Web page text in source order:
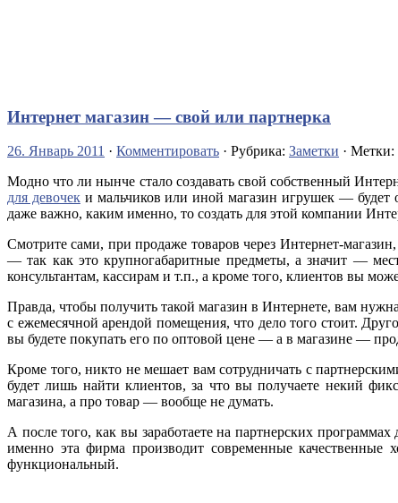
Интернет магазин — свой или партнерка
26. Январь 2011 · Комментировать · Рубрика: Заметки · Метки:
Модно что ли нынче стало создавать свой собственный
для девочеки мальчиков или иной магазин игрушек — будет
даже важно, каким именно, то создать для этой компании
Смотрите сами, при продаже товаров через Интернет-
— так как это крупногабаритные предметы, а значит —
консультантам, кассирам и т.п., а кроме того, клиентов вы
Правда, чтобы получить такой магазин в Интернете, вам
с ежемесячной арендой помещения, что дело того стоит.
вы будете покупать его по оптовой цене — а в магазине —
Кроме того, никто не мешает вам сотрудничать с
будет лишь найти клиентов, за что вы получаете некий
магазина, а про товар — вообще не думать.
А после того, как вы заработаете на партнерских
именно эта фирма производит современные
функциональный.